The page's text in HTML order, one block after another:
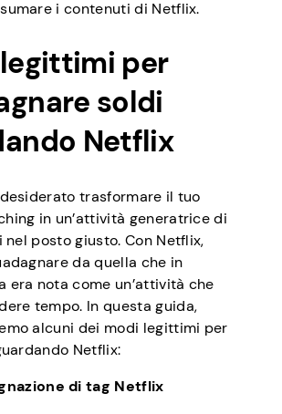
i contenuti di Netflix.
per
soldi
Netflix
trasformare il tuo
in un’attività generatrice di
nel posto giusto. Con Netflix,
da quella che in
era nota come un’attività che
tempo. In questa guida,
alcuni dei modi legittimi per
Netflix:
di tag Netflix